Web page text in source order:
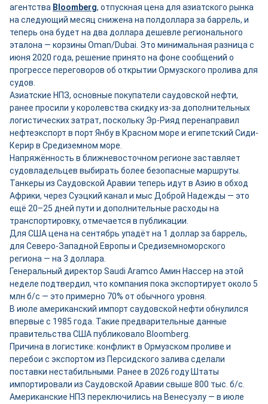
агентства Bloomberg, отпускная цена для азиатского рынка
на следующий месяц снижена на полдоллара за баррель, и
теперь она будет на два доллара дешевле регионального
эталона — корзины Oman/Dubai. Это минимальная разница с
июня 2020 года, решение принято на фоне сообщений о
прогрессе переговоров об открытии Ормузского пролива для
судов.
Азиатские НПЗ, основные покупатели саудовской нефти,
ранее просили у королевства скидку из-за дополнительных
логистических затрат, поскольку Эр-Рияд перенаправил
нефтеэкспорт в порт Янбу в Красном море и египетский Сиди-
Керир в Средиземном море.
Напряжённость в ближневосточном регионе заставляет
судовладельцев выбирать более безопасные маршруты.
Танкеры из Саудовской Аравии теперь идут в Азию в обход
Африки, через Суэцкий канал и мыс Доброй Надежды — это
ещё 20–25 дней пути и дополнительные расходы на
транспортировку, отмечается в публикации.
Для США цена на сентябрь упадёт на 1 доллар за баррель,
для Северо-Западной Европы и Средиземноморского
региона — на 3 доллара.
Генеральный директор Saudi Aramco Амин Нассер на этой
неделе подтвердил, что компания пока экспортирует около 5
млн б/с — это примерно 70% от обычного уровня.
В июле американский импорт саудовской нефти обнулился
впервые с 1985 года. Такие предварительные данные
правительства США публиковало Bloomberg.
Причина в логистике: конфликт в Ормузском проливе и
перебои с экспортом из Персидского залива сделали
поставки нестабильными. Ранее в 2026 году Штаты
импортировали из Саудовской Аравии свыше 800 тыс. б/с.
Американские НПЗ переключились на Венесуэлу — в июле